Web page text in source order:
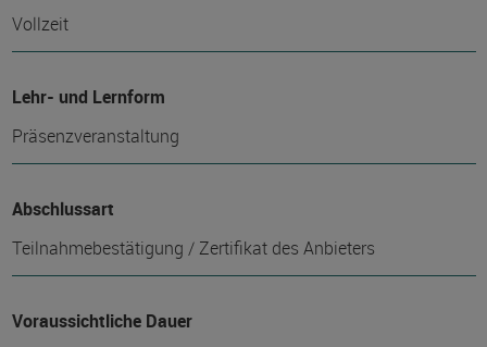
Vollzeit
Lehr- und Lernform
Präsenzveranstaltung
Abschlussart
Teilnahmebestätigung / Zertifikat des Anbieters
Voraussichtliche Dauer